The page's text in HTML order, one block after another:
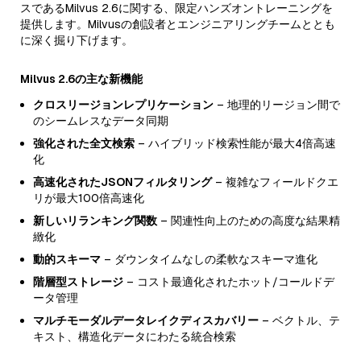
スであるMilvus 2.6に関する、限定ハンズオントレーニングを
提供します。Milvusの創設者とエンジニアリングチームととも
に深く掘り下げます。
Milvus 2.6の主な新機能
クロスリージョンレプリケーション – 地理的リージョン間で
のシームレスなデータ同期
強化された全文検索 – ハイブリッド検索性能が最大4倍高速
化
高速化されたJSONフィルタリング– 複雑なフィールドクエ
リが最大100倍高速化
新しいリランキング関数 – 関連性向上のための高度な結果精
緻化
動的スキーマ – ダウンタイムなしの柔軟なスキーマ進化
階層型ストレージ – コスト最適化されたホット/コールドデ
ータ管理
マルチモーダルデータレイクディスカバリー – ベクトル、テ
キスト、構造化データにわたる統合検索